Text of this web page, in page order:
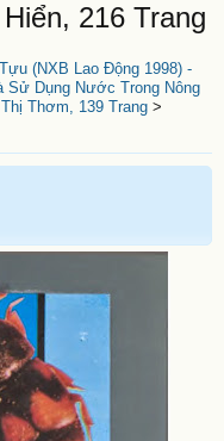
216 Trang
(NXB Lao Động 1998) -
Sử Dụng Nước Trong Nông
Thơm, 139 Trang >